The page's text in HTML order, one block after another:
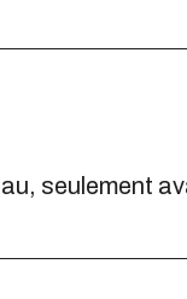
seulement